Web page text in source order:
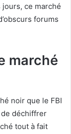
ce marché
forums
marché
noir que le FBI
déchiffrer
tout à fait